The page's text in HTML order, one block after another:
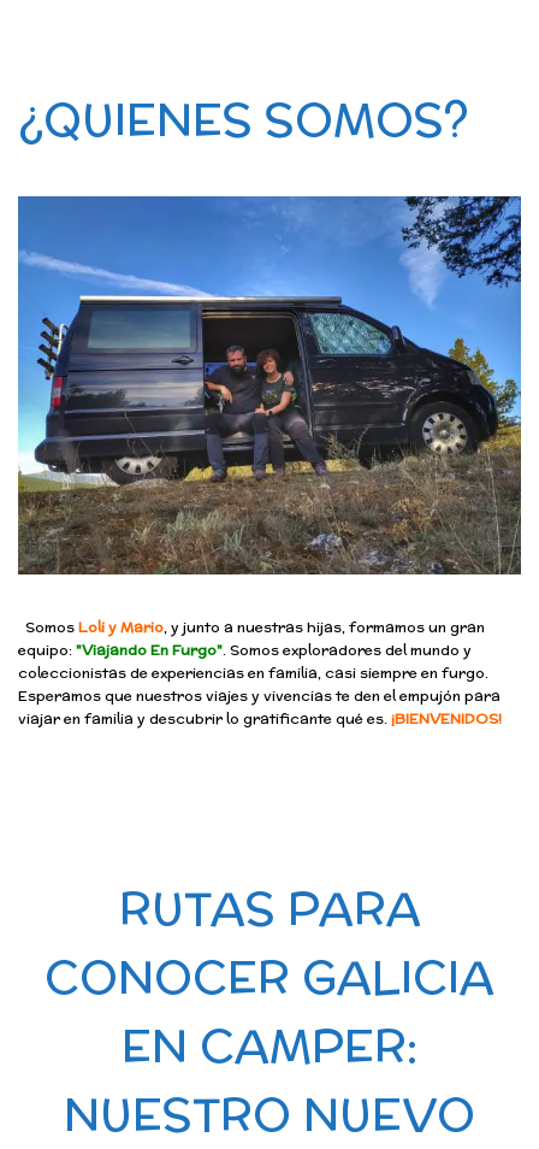
¿QUIENES SOMOS?
SomosLoli y Mario, y junto a nuestras hijas, formamos un gran
equipo:"Viajando En Furgo". Somos exploradores del mundo y
coleccionistas de experiencias en familia, casi siempre en furgo.
Esperamos que nuestros viajes y vivencias te den el empujón para
viajar en familia y descubrir lo gratificante qué es.¡BIENVENIDOS!
RUTAS PARA
CONOCER GALICIA
EN CAMPER:
NUESTRO NUEVO